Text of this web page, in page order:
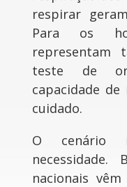
respirar
Para os
representam
teste de
capacidade
cuidado.
O cenário
necessidade.
nacionais